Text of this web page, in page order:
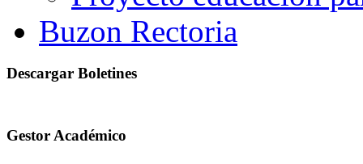
Buzon Rectoria
Descargar Boletines
Gestor Académico